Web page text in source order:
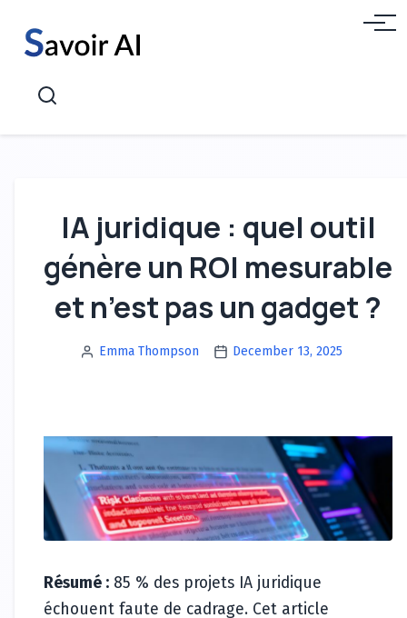
contenu
Menu
Recherche
IA juridique : quel outil
génère un ROI mesurable
et n’est pas un gadget ?
Emma Thompson December 13, 2025
Résumé : 85 % des projets IA juridique
échouent faute de cadrage. Cet article